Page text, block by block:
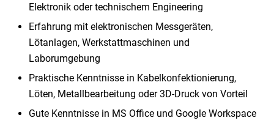
Elektronik oder technischem Engineering
Erfahrung mit elektronischen Messgeräten,
Lötanlagen, Werkstattmaschinen und
Laborumgebung
Praktische Kenntnisse in Kabelkonfektionierung,
Löten, Metallbearbeitung oder 3D-Druck von Vorteil
Gute Kenntnisse in MS Office und Google Workspace